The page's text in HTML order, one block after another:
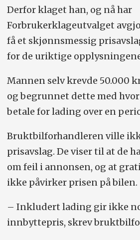
Derfor klaget han, og nå har
Forbrukerklageutvalget
få et skjønnsmessig
for de uriktige
Mannen selv krevde 50.000
og begrunnet dette med
betale for lading over en
Bruktbilforhandleren ville
prisavslag. De viser til at de
om feil i annonsen, og at
ikke påvirker prisen på bilen.
– Inkludert lading gir ikke
innbyttepris, skrev